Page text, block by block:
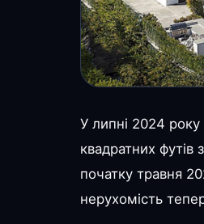
У липні 2024
квадратних футів
початку травня
нерухомість